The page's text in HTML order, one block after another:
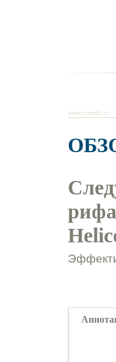
www.umedp.ru